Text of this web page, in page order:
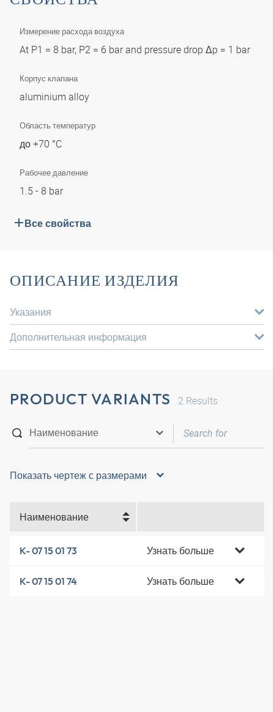
Измерение расхода воздуха
At P1 = 8 bar, P2 = 6 bar and pressure drop Δp = 1 bar
Корпус клапана
aluminium alloy
Область температур
до +70 °C
Рабочее давление
1.5 - 8 bar
Все свойства
ОПИСАНИЕ ИЗДЕЛИЯ
Указания
Дополнительная информация
PRODUCT VARIANTS 2 Results
Показать чертеж с размерами
Наименование
K- 07 15 01 73 Узнать больше
K- 07 15 01 74 Узнать больше